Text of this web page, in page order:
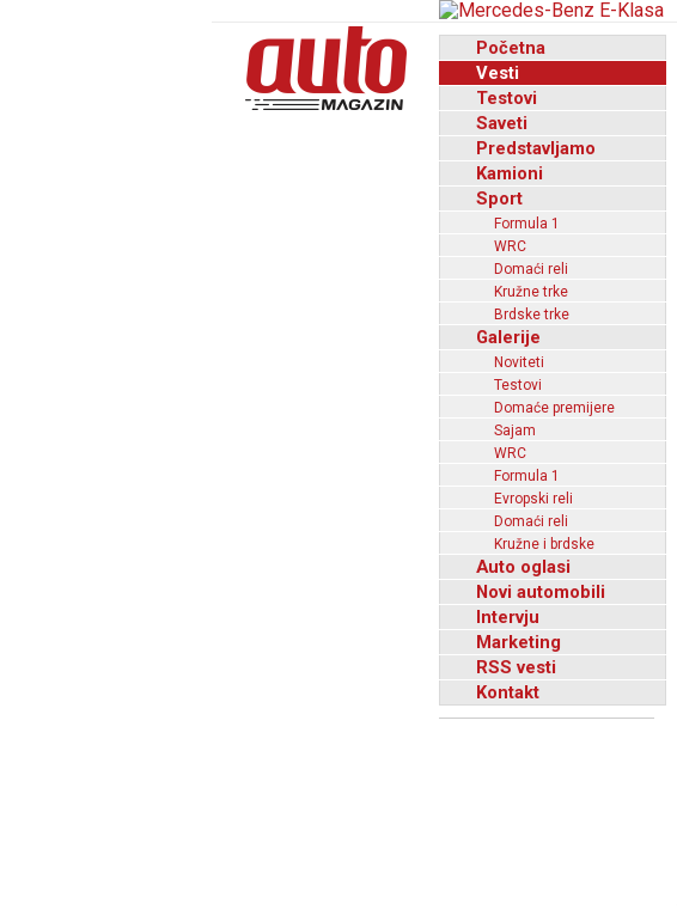
Početna
Vesti
Testovi
Saveti
Predstavljamo
Kamioni
Sport
Formula 1
WRC
Domaći reli
Kružne trke
Brdske trke
Galerije
Noviteti
Testovi
Domaće premijere
Sajam
WRC
Formula 1
Evropski reli
Domaći reli
Kružne i brdske
Auto oglasi
Novi automobili
Intervju
Marketing
RSS vesti
Kontakt